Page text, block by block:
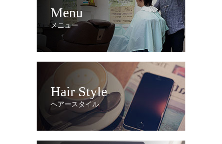
Menu
メニュー
Hair Style
ヘアースタイル